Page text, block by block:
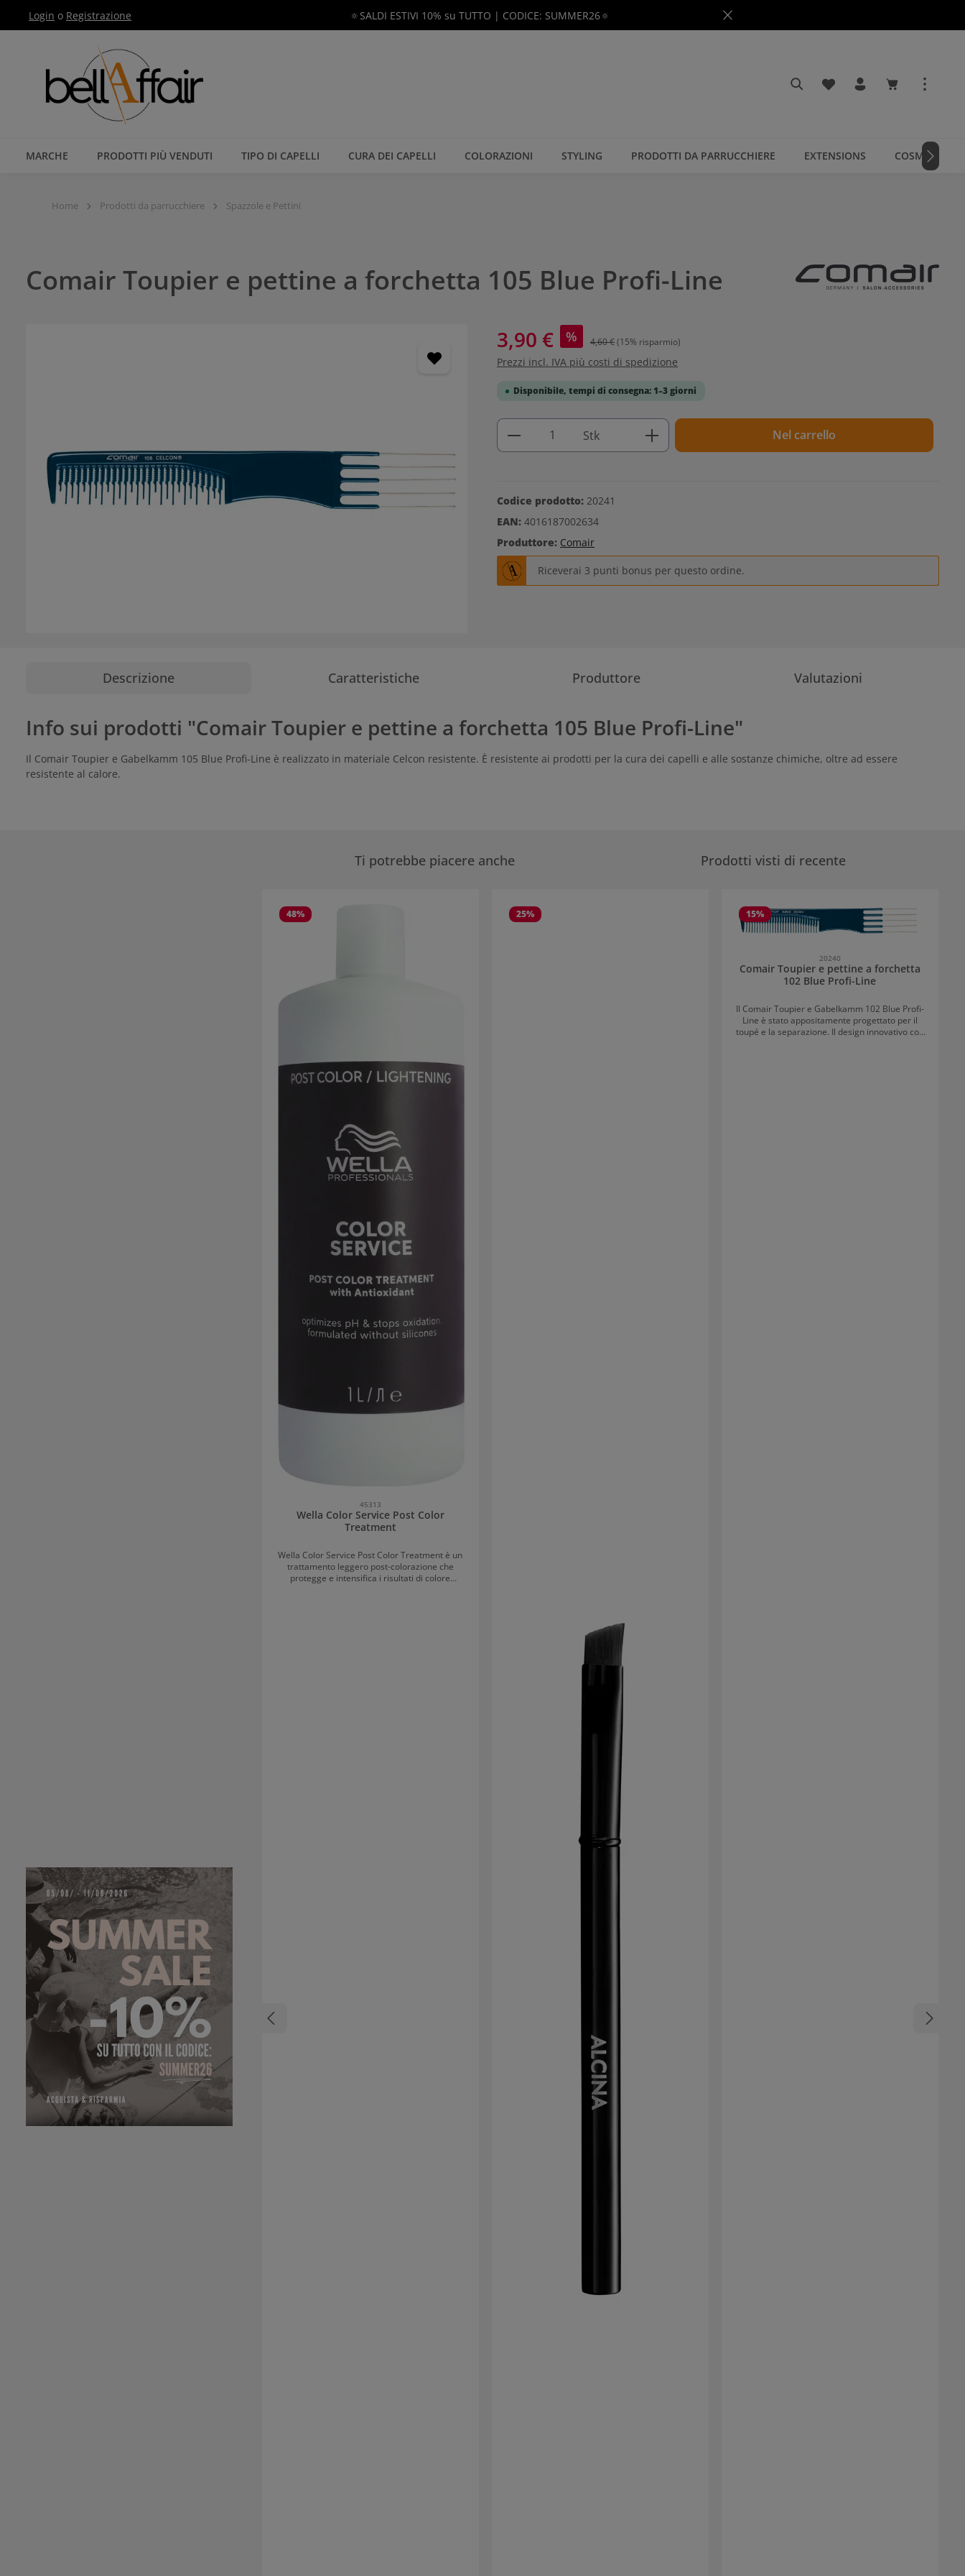
alla navigazione principale
Login o Registrazione 🔅SALDI ESTIVI 10% su TUTTO | CODICE: SUMMER26🔅
Hai 0 articoli nella lista dei
Il carrello
MARCHE PRODOTTI PIÙ VENDUTI TIPO DI CAPELLI CURA DEI CAPELLI COLORAZIONI STYLING PRODOTTI DA PARRUCCHIERE EXTENSIONS COSMETICI
Home Prodotti da parrucchiere Spazzole e Pettini
Comair Toupier e pettine a forchetta 105 Blue Profi-Line
3,90 € % 4,60 €(15% risparmio)
Prezzi incl. IVA più costi di spedizione
Disponibile, tempi di consegna: 1–3 giorni
Quantità del prodotto: inserisci la quantità desiderata o
Stk Nel carrello
Codice prodotto: 20241
EAN: 4016187002634
Produttore: Comair
Riceverai 3 punti bonus per questo ordine.
Descrizione Caratteristiche Produttore Valutazioni
Info sui prodotti "Comair Toupier e pettine a forchetta 105 Blue Profi-Line"
Il Comair Toupier e Gabelkamm 105 Blue Profi-Line è realizzato in materiale Celcon resistente. È resistente ai prodotti per la cura dei capelli e alle sostanze chimiche, oltre ad essere
resistente al calore.
Ti potrebbe piacere anche Prodotti visti di recente
48%
45313
Wella Color Service Post Color
Treatment
Wella Color Service Post Color Treatment è un
trattamento leggero post-colorazione che
protegge e intensifica i risultati di colore
25% 15%
20240
Comair Toupier e pettine a forchetta
102 Blue Profi-Line
Il Comair Toupier e Gabelkamm 102 Blue Profi-
Line è stato appositamente progettato per il
toupé e la separazione. Il design innovativo con